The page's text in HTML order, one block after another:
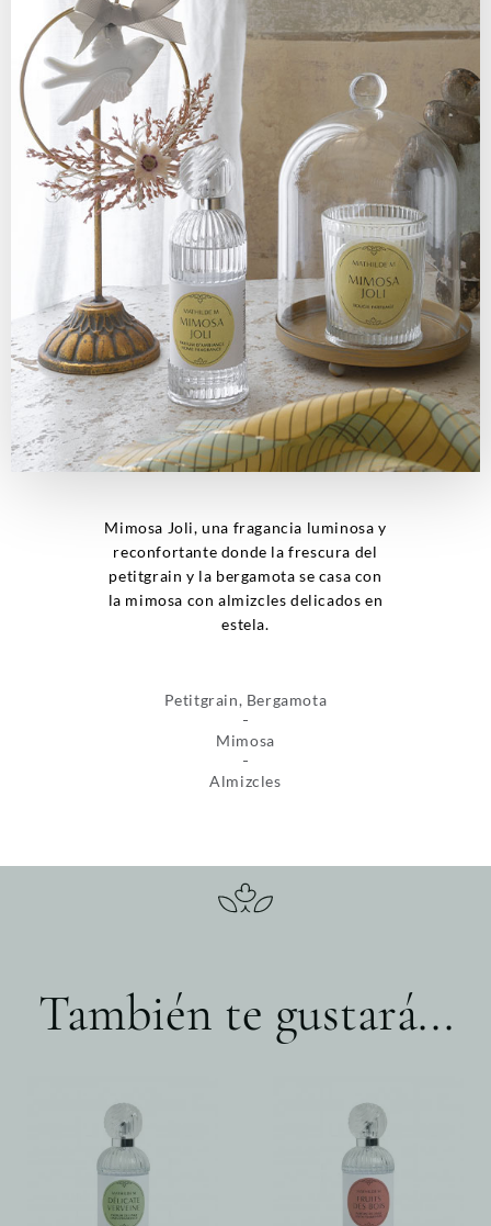
Mimosa Joli, una fragancia luminosa y
reconfortante donde la frescura del
petitgrain y la bergamota se casa con
la mimosa con almizcles delicados en
estela.
Petitgrain, Bergamota
Mimosa
Almizcles
También te gustará...